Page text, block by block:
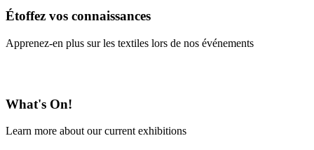
Étoffez vos connaissances
Apprenez-en plus sur les textiles lors de nos événements
What's On!
Learn more about our current exhibitions